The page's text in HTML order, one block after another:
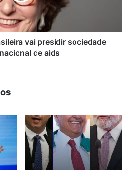
vai presidir sociedade
de aids